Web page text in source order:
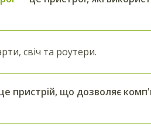
свіч та роутери.
пристрій, що дозволяє